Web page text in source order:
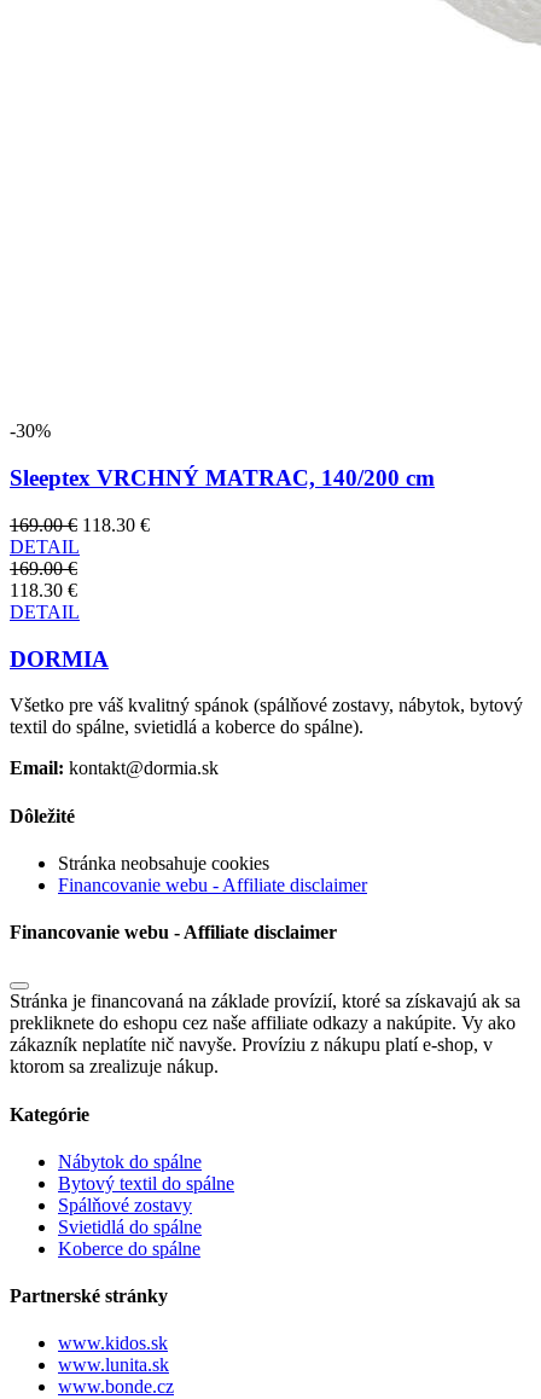
-30%
Sleeptex VRCHNÝ MATRAC, 140/200 cm
169.00 € 118.30 €
DETAIL
169.00 €
118.30 €
DETAIL
DORMIA
Všetko pre váš kvalitný spánok (spálňové zostavy, nábytok, bytový
textil do spálne, svietidlá a koberce do spálne).
Email: kontakt@dormia.sk
Dôležité
Stránka neobsahuje cookies
Financovanie webu - Affiliate disclaimer
Financovanie webu - Affiliate disclaimer
Stránka je financovaná na základe provízií, ktoré sa získavajú ak sa
prekliknete do eshopu cez naše affiliate odkazy a nakúpite. Vy ako
zákazník neplatíte nič navyše. Províziu z nákupu platí e-shop, v
ktorom sa zrealizuje nákup.
Kategórie
Nábytok do spálne
Bytový textil do spálne
Spálňové zostavy
Svietidlá do spálne
Koberce do spálne
Partnerské stránky
www.kidos.sk
www.lunita.sk
www.bonde.cz